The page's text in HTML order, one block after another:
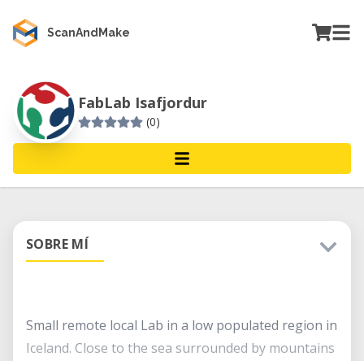
ScanAndMake
FabLab Isafjordur
(0)
SOBRE MÍ
Small remote local Lab in a low populated region in
Iceland. Close to the sea surrounded by mountains